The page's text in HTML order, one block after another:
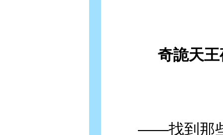
奇詭天
——找到那些